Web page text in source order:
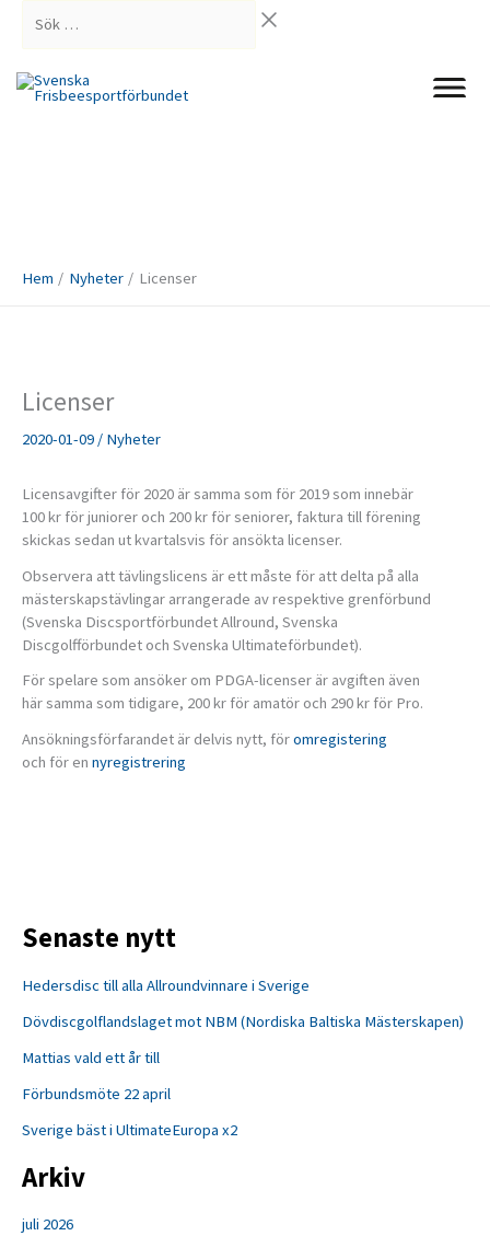
…
Hem Nyheter Licenser
Licenser
2020-01-09 / Nyheter
Licensavgifter för 2020 är samma som för 2019 som innebär
100 kr för juniorer och 200 kr för seniorer, faktura till förening
skickas sedan ut kvartalsvis för ansökta licenser.
Observera att tävlingslicens är ett måste för att delta på alla
mästerskapstävlingar arrangerade av respektive grenförbund
(Svenska Discsportförbundet Allround, Svenska
Discgolfförbundet och Svenska Ultimateförbundet).
För spelare som ansöker om PDGA-licenser är avgiften även
här samma som tidigare, 200 kr för amatör och 290 kr för Pro.
Ansökningsförfarandet är delvis nytt, föromregistering
och för en nyregistrering
Senaste nytt
Hedersdisc till alla Allroundvinnare i Sverige
Dövdiscgolflandslaget mot NBM (Nordiska Baltiska Mästerskapen)
Mattias vald ett år till
Förbundsmöte 22 april
Sverige bäst i UltimateEuropa x2
Arkiv
juli 2026